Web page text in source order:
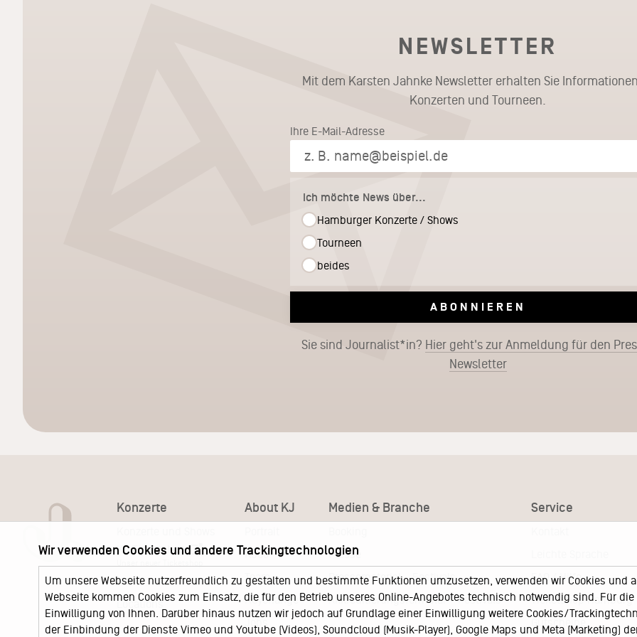
NEWSLETTER
Mit dem Karsten Jahnke Newsletter erhalten Sie
Konzerten und Tourneen.
Ihre E-Mail-Adresse
Ich möchte News über...
Hamburger Konzerte / Shows
Tourneen
beides
ABONNIEREN
Sie sind Journalist*in? Hier geht's zur Anmeldung für den
Newsletter
Konzerte
KJ Ticketshop
News
Locations
About KJ
KJ60
Team
Keychange
Medien & Branche
Presse
Pressematerial – Festivals
Akkreditierungsformular – Festivals
Service
FAQ / Hilfe
Ticketshop Hamburg
Wir verwenden Cookies und andere Trackingtechnologien
Um unsere Webseite nutzerfreundlich zu gestalten und bestimmte Funktionen umzusetzen, verwenden wir Cookies und
Webseite kommen Cookies zum Einsatz, die für den Betrieb unseres Online-Angebotes technisch notwendig sind. Für
Einwilligung von Ihnen. Darüber hinaus nutzen wir jedoch auf Grundlage einer Einwilligung weitere Cookies/
der Einbindung der Dienste Vimeo und Youtube (Videos), Soundcloud (Musik-Player), Google Maps und Meta (Marketing)